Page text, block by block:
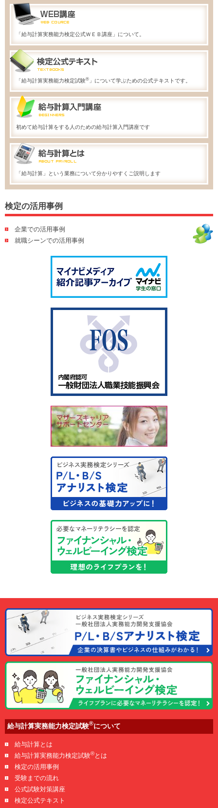
「給与計算実務能力検定公式ＷＥＢ講座」について。
「給与計算実務能力検定試験® 」について学ぶための公式テキストです。
初めて給与計算をする人のための給与計算入門講座です
「給与計算」という業務について分かりやすくご説明します
検定の活用事例
企業での活用事例
就職シーンでの活用事例
給与計算実務能力検定試験®について
給与計算とは
給与計算実務能力検定試験®とは
検定の活用事例
受験までの流れ
公式試験対策講座
検定公式テキスト